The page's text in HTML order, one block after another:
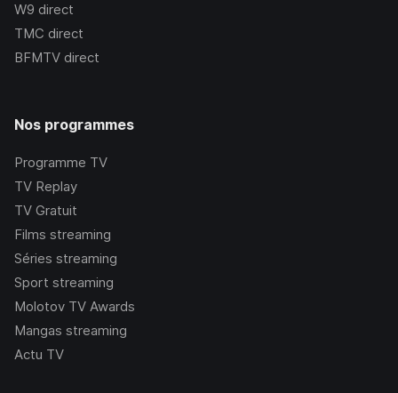
W9 direct
TMC direct
BFMTV direct
Nos programmes
Programme TV
TV Replay
TV Gratuit
Films streaming
Séries streaming
Sport streaming
Molotov TV Awards
Mangas streaming
Actu TV